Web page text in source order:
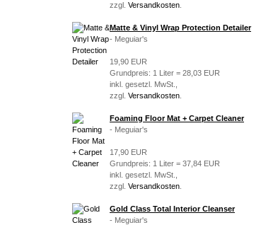
zzgl. Versandkosten
Matte & Vinyl Wrap Protection Detailer
- Meguiar's
19,90 EUR
Grundpreis: 1 Liter = 28,03 EUR
inkl. gesetzl. MwSt.,
zzgl. Versandkosten
Foaming Floor Mat + Carpet Cleaner
- Meguiar's
17,90 EUR
Grundpreis: 1 Liter = 37,84 EUR
inkl. gesetzl. MwSt.,
zzgl. Versandkosten
Gold Class Total Interior Cleanser
- Meguiar's